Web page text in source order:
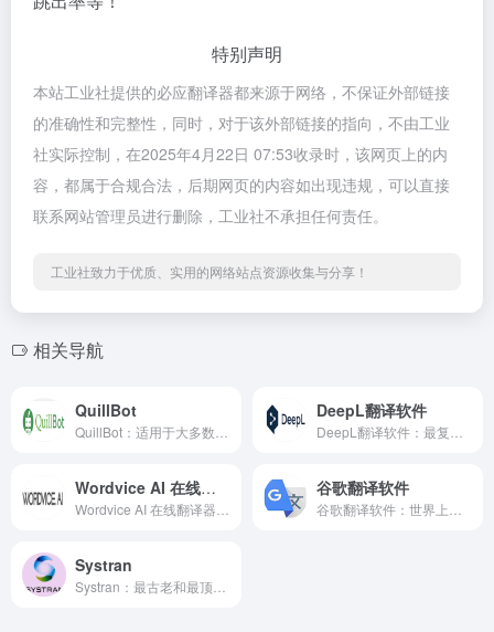
特别声明
本站工业社提供的必应翻译器都来源于网络，不保证外部链接
的准确性和完整性，同时，对于该外部链接的指向，不由工业
社实际控制，在2025年4月22日 07:53收录时，该网页上的内
容，都属于合规合法，后期网页的内容如出现违规，可以直接
联系网站管理员进行删除，工业社不承担任何责任。
工业社致力于优质、实用的网络站点资源收集与分享！
相关导航
QuillBot DeepL翻译软件
Wordvice AI 在线翻译器 谷歌翻译软件
Systran